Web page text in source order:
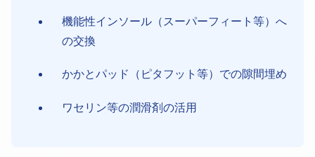
機能性インソール（スーパーフィート等）へ
の交換
かかとパッド（ピタフット等）での隙間埋め
ワセリン等の潤滑剤の活用